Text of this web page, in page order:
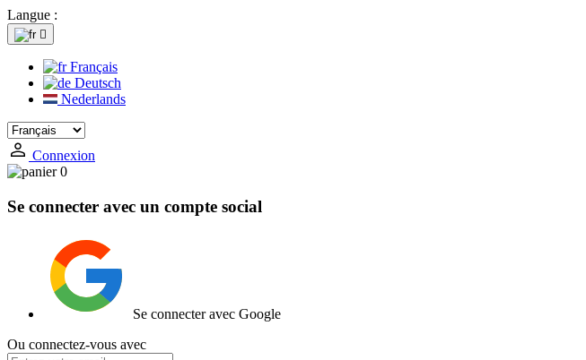
Langue :

Français
Deutsch
Nederlands
Connexion
0
Se connecter avec un compte social
Se connecter avec Google
Ou connectez-vous avec